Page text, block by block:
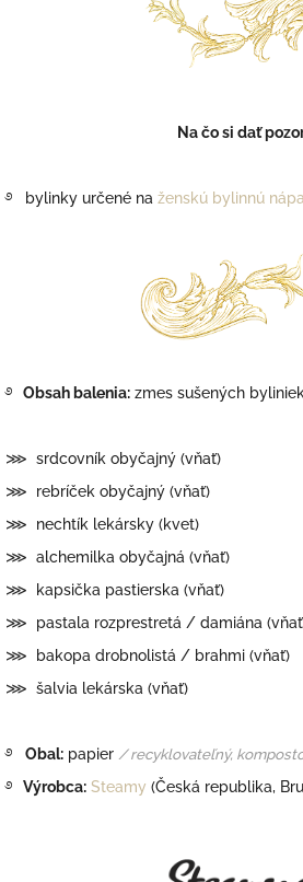
Na čo si dať
࿔ bylinky určené na ženskú bylinnú
࿔ Obsah balenia: zmes sušených byliniek
⋙ srdcovník obyčajný (vňať)
⋙ rebríček obyčajný (vňať)
⋙ nechtík lekársky (kvet)
⋙ alchemilka obyčajná (vňať)
⋙ kapsička pastierska (vňať)
⋙ pastala rozprestretá / damiána
⋙ bakopa drobnolistá / brahmi (vňať)
⋙ šalvia lekárska (vňať)
࿔ Obal: papier / recyklovateľný,
࿔
Výrobca: Steamy (Česká republika,